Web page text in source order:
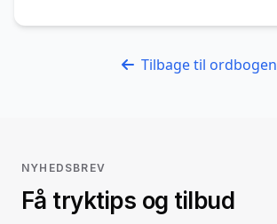
Tilbage til ordbogen
NYHEDSBREV
Få tryktips og tilbud